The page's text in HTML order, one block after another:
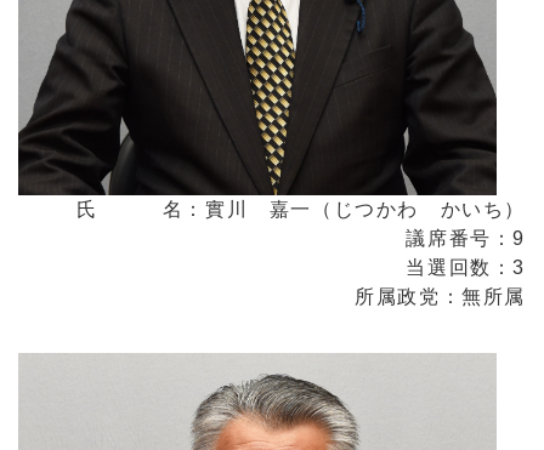
氏 名：實川 嘉一（じつかわ かいち）
議席番号：9
当選回数：3
所属政党：無所属